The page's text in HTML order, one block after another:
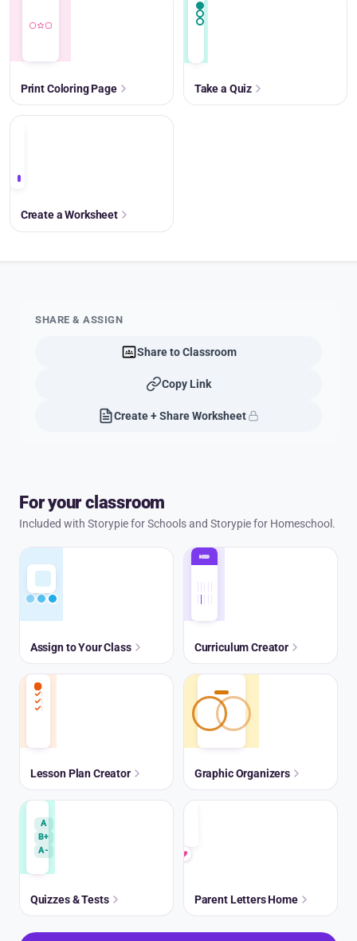
Print Coloring Page Take a Quiz
Create a Worksheet
SHARE & ASSIGN
Share to Classroom
Copy Link
Create + Share Worksheet
For your classroom
Included with Storypie for Schools and Storypie for Homeschool.
Assign to Your Class Curriculum Creator
Lesson Plan Creator Graphic Organizers
A
B+
A-
Quizzes & Tests Parent Letters Home